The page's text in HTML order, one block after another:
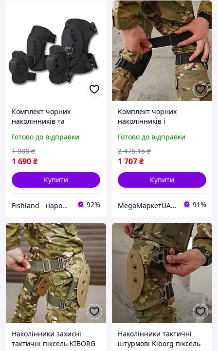
Комплект чорних
наколінників та
Готово до відправки
1 690₴
1 988 ₴
Купити
Fishland - народний рибальський магазин. Тут пахне рибалкою і хорошим відпочинком 92%
Комплект чорних
наколінників і
спорту та активного
відпочинку
Готово до відправки
1 707₴
2 475.15 ₴
Купити
MegaМаркетUA — твоє замовлення вже в дорозі 🚚📦✨ 91%
Наколінники захисні
тактичні піксель KIBORG
Наколінники тактичні
штурмові Kiborg піксель